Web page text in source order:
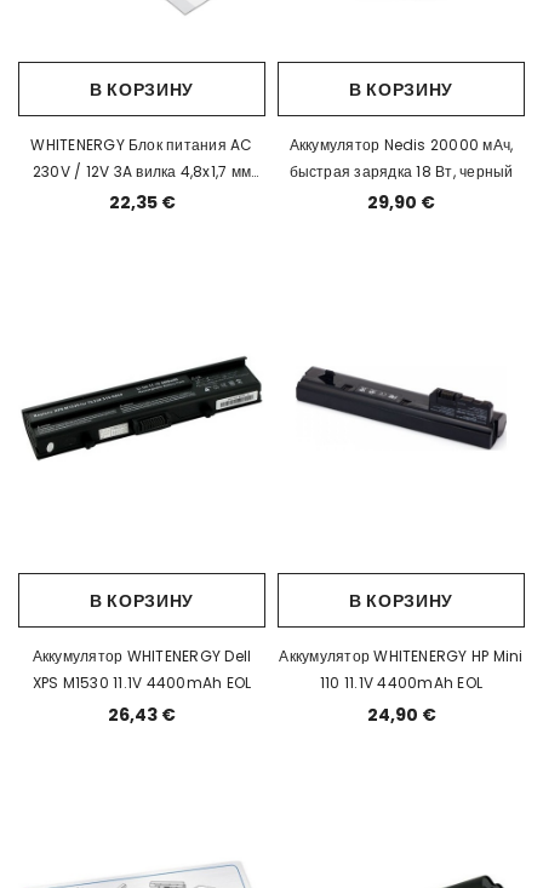
В КОРЗИНУ
WHITENERGY Блок питания AC
230V / 12V 3A вилка 4,8x1,7 мм
EOL
22,35 €
В КОРЗИНУ
Аккумулятор Nedis 20000 мАч,
быстрая зарядка 18 Вт, черный
29,90 €
В КОРЗИНУ
Аккумулятор WHITENERGY Dell
XPS M1530 11.1V 4400mAh EOL
26,43 €
В КОРЗИНУ
Аккумулятор WHITENERGY HP Mini
110 11.1V 4400mAh EOL
24,90 €